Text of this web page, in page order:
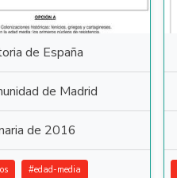
de España
de Madrid
de 2016
#edad-media